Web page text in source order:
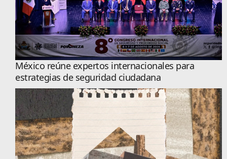
México reúne expertos internacionales para
estrategias de seguridad ciudadana